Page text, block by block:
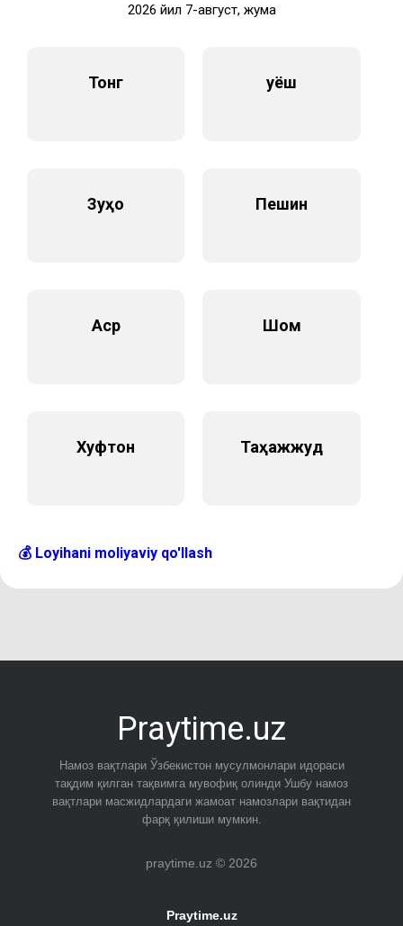
2026 йил 7-август, жума
Тонг Қуёш
Зуҳо Пешин
Аср Шом
Хуфтон Таҳажжуд
💰 Loyihani moliyaviy qo'llash
Praytime.uz
Намоз вақтлари Ўзбекистон мусулмонлари идораси
тақдим қилган тақвимга мувофиқ олинди Ушбу намоз
вақтлари масжидлардаги жамоат намозлари вақтидан
фарқ қилиши мумкин.
praytime.uz © 2026
Praytime.uz